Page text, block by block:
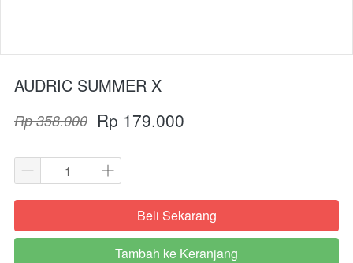
AUDRIC SUMMER X
Rp 358.000 Rp 179.000
`Beli Sekarang
`
Tambah ke Keranjang